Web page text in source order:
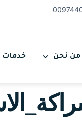
من نحن خدمات